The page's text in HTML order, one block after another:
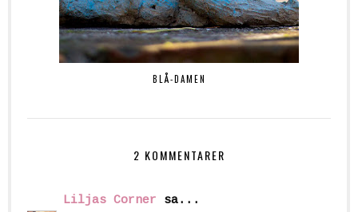
BLÅ-DAMEN
2 KOMMENTARER
Liljas Corner sa...